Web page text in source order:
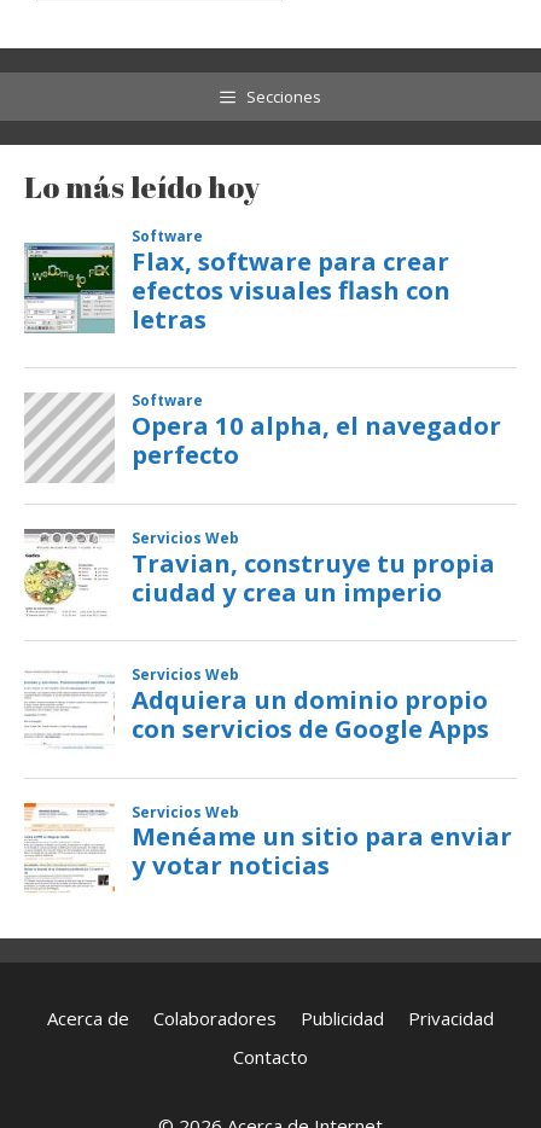
Secciones
Lo más leído hoy
Acerca de Colaboradores Publicidad
Privacidad
Contacto